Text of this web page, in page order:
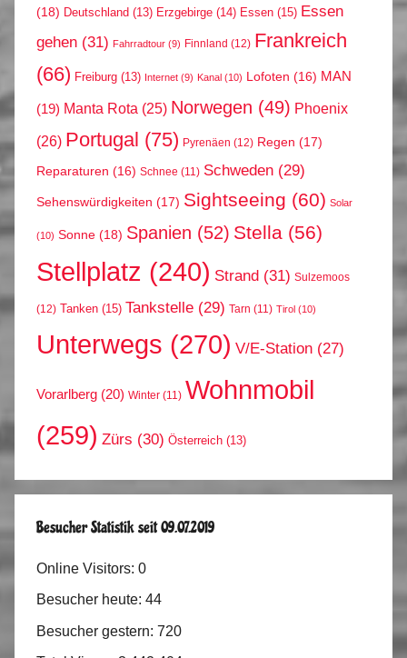
(18) Deutschland (13) Erzgebirge (14) Essen (15) Essen
gehen (31) Fahrradtour (9) Finnland (12) Frankreich
(66) Freiburg (13) Internet (9) Kanal (10) Lofoten (16) MAN
(19) Manta Rota (25) Norwegen (49) Phoenix
(26) Portugal (75) Pyrenäen (12) Regen (17)
Reparaturen (16) Schnee (11) Schweden (29)
Sehenswürdigkeiten (17) Sightseeing (60) Solar
(10) Sonne (18) Spanien (52) Stella (56)
Stellplatz (240) Strand (31) Sulzemoos
(12) Tanken (15) Tankstelle (29) Tarn (11) Tirol (10)
Unterwegs (270) V/E-Station (27)
Vorarlberg (20) Winter (11) Wohnmobil
(259) Zürs (30) Österreich (13)
Besucher Statistik seit 09.07.2019
Online Visitors: 0
Besucher heute: 44
Besucher gestern: 720